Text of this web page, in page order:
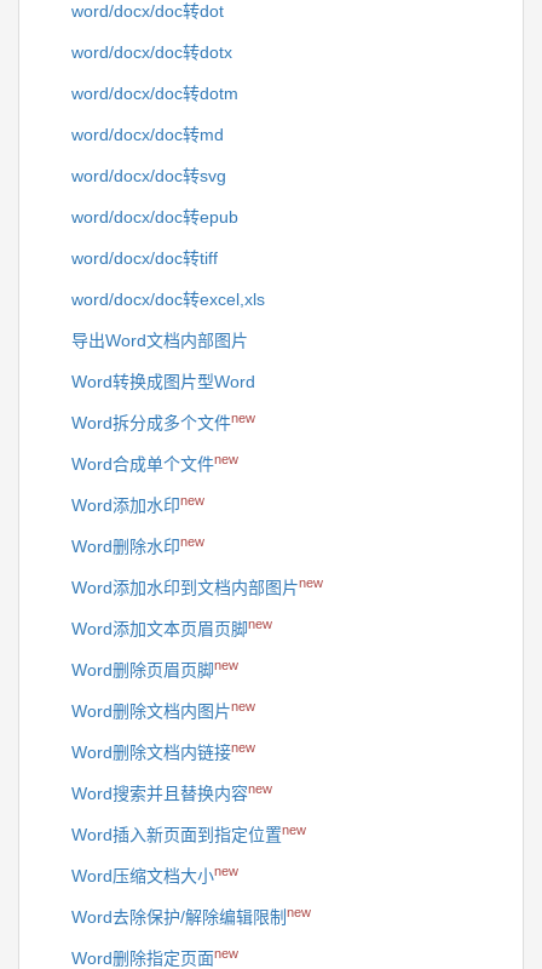
word/docx/doc转dot
word/docx/doc转dotx
word/docx/doc转dotm
word/docx/doc转md
word/docx/doc转svg
word/docx/doc转epub
word/docx/doc转tiff
word/docx/doc转excel,xls
导出Word文档内部图片
Word转换成图片型Word
Word拆分成多个文件new
Word合成单个文件new
Word添加水印new
Word删除水印new
Word添加水印到文档内部图片new
Word添加文本页眉页脚new
Word删除页眉页脚new
Word删除文档内图片new
Word删除文档内链接new
Word搜索并且替换内容new
Word插入新页面到指定位置new
Word压缩文档大小new
Word去除保护/解除编辑限制 new
Word删除指定页面new